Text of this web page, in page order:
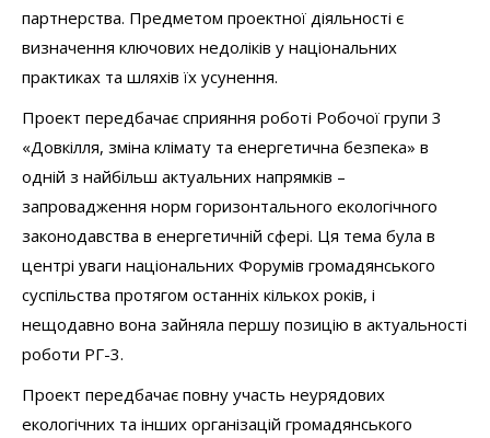
партнерства. Предметом проектної діяльності є
визначення ключових недоліків у національних
практиках та шляхів їх усунення.
Проект передбачає сприяння роботі Робочої групи 3
«Довкілля, зміна клімату та енергетична безпека» в
одній з найбільш актуальних напрямків –
запровадження норм горизонтального екологічного
законодавства в енергетичній сфері. Ця тема була в
центрі уваги національних Форумів громадянського
суспільства протягом останніх кількох років, і
нещодавно вона зайняла першу позицію в актуальності
роботи РГ-3.
Проект передбачає повну участь неурядових
екологічних та інших організацій громадянського